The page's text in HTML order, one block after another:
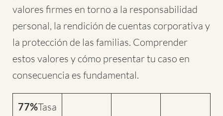
valores firmes en torno a la responsabilidad
personal, la rendición de cuentas corporativa y
la protección de las familias. Comprender
estos valores y cómo presentar tu caso en
consecuencia es fundamental.
77%Tasa